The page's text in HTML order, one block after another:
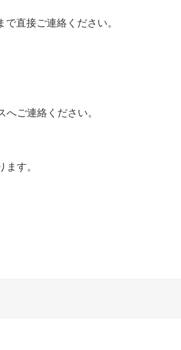
直接ご連絡ください。
ご連絡ください。
す。